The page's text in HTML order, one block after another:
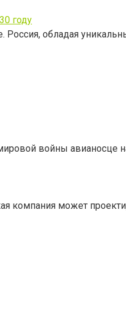
году
обладая
войны авианосце
компания может